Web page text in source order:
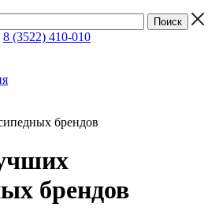
8 (3522) 410-010
брендов
брендов